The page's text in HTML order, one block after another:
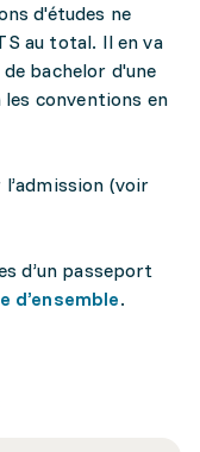
d'études ne
au total. Il en va
bachelor d'une
les conventions en
(voir
d’un passeport
d’ensemble.